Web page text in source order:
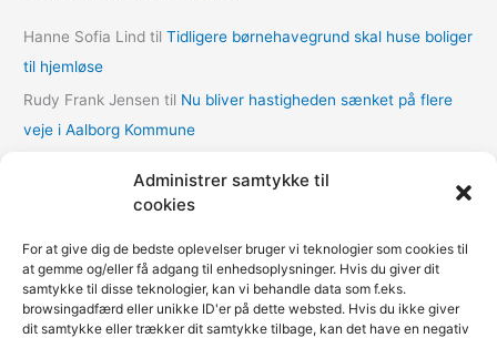
Administrer samtykke til
cookies
For at give dig de bedste oplevelser bruger vi teknologier som cookies til
at gemme og/eller få adgang til enhedsoplysninger. Hvis du giver dit
samtykke til disse teknologier, kan vi behandle data som f.eks.
browsingadfærd eller unikke ID'er på dette websted. Hvis du ikke giver
dit samtykke eller trækker dit samtykke tilbage, kan det have en negativ
e
r
Hanne Sofia Lind tilTidligere børnehavegrund skal huse boliger
til hjemløse
Rudy Frank Jensen til Nu bliver hastigheden sænket på flere
veje i Aalborg Kommune
udbygningsaftaler
Mariann Wie SvensontilSocialforvaltningen åbner COVID-
nødovernatning til hjemløse i Multihallen på Amager